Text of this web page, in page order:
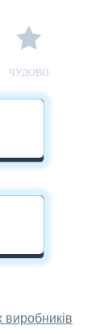
ЧУДОВО
виробників